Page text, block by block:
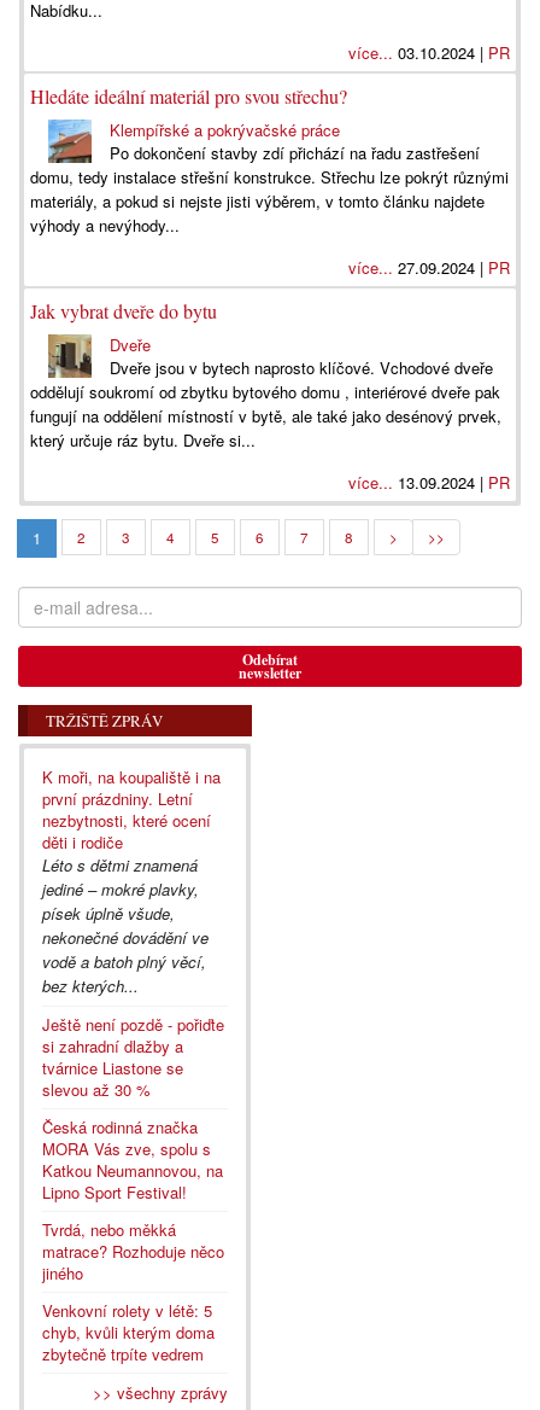
Nabídku...
více... 03.10.2024 | PR
Hledáte ideální materiál pro svou střechu?
Klempířské a pokrývačské práce
Po dokončení stavby zdí přichází na řadu zastřešení
domu, tedy instalace střešní konstrukce. Střechu lze pokrýt různými
materiály, a pokud si nejste jisti výběrem, v tomto článku najdete
výhody a nevýhody...
více... 27.09.2024 | PR
Jak vybrat dveře do bytu
Dveře
Dveře jsou v bytech naprosto klíčové. Vchodové dveře
oddělují soukromí od zbytku bytového domu , interiérové dveře pak
fungují na oddělení místností v bytě, ale také jako desénový prvek,
který určuje ráz bytu. Dveře si...
více... 13.09.2024 | PR
1 2 3 4 5 6 7 8 > >>
Odebírat
newsletter
TRŽIŠTĚ ZPRÁV
K moři, na koupaliště i na
první prázdniny. Letní
nezbytnosti, které ocení
děti i rodiče
Léto s dětmi znamená
jediné – mokré plavky,
písek úplně všude,
nekonečné dovádění ve
vodě a batoh plný věcí,
bez kterých...
Ještě není pozdě - pořiďte
si zahradní dlažby a
tvárnice Liastone se
slevou až 30 %
Česká rodinná značka
MORA Vás zve, spolu s
Katkou Neumannovou, na
Lipno Sport Festival!
Tvrdá, nebo měkká
matrace? Rozhoduje něco
jiného
Venkovní rolety v létě: 5
chyb, kvůli kterým doma
zbytečně trpíte vedrem
>> všechny zprávy